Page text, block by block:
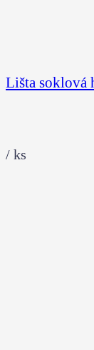
Lišta soklová
/ ks